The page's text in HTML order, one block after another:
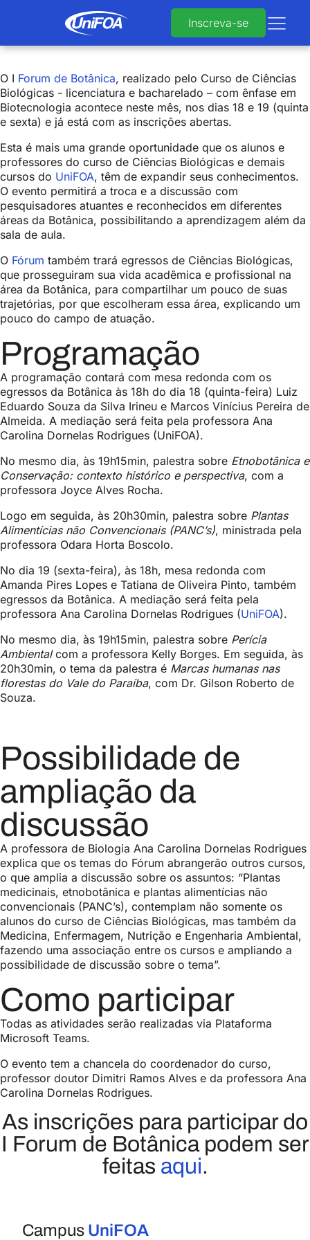
Inscreva-se
O I Forum de Botânica, realizado pelo Curso de Ciências
Biológicas - licenciatura e bacharelado – com ênfase em
Biotecnologia acontece neste mês, nos dias 18 e 19 (quinta
e sexta) e já está com as inscrições abertas.
Esta é mais uma grande oportunidade que os alunos e
professores do curso de Ciências Biológicas e demais
cursos do UniFOA, têm de expandir seus conhecimentos.
O evento permitirá a troca e a discussão com
pesquisadores atuantes e reconhecidos em diferentes
áreas da Botânica, possibilitando a aprendizagem além da
sala de aula.
O Fórum também trará egressos de Ciências Biológicas,
que prosseguiram sua vida acadêmica e profissional na
área da Botânica, para compartilhar um pouco de suas
trajetórias, por que escolheram essa área, explicando um
pouco do campo de atuação.
Programação
A programação contará com mesa redonda com os
egressos da Botânica às 18h do dia 18 (quinta-feira) Luiz
Eduardo Souza da Silva Irineu e Marcos Vinícius Pereira de
Almeida. A mediação será feita pela professora Ana
Carolina Dornelas Rodrigues (UniFOA).
No mesmo dia, às 19h15min, palestra sobre Etnobotânica e
Conservação: contexto histórico e perspectiva, com a
professora Joyce Alves Rocha.
Logo em seguida, às 20h30min, palestra sobre Plantas
Alimentícias não Convencionais (PANC’s), ministrada pela
professora Odara Horta Boscolo.
No dia 19 (sexta-feira), às 18h, mesa redonda com
Amanda Pires Lopes e Tatiana de Oliveira Pinto, também
egressos da Botânica. A mediação será feita pela
professora Ana Carolina Dornelas Rodrigues (UniFOA).
No mesmo dia, às 19h15min, palestra sobre Perícia
Ambientalcom a professora Kelly Borges. Em seguida, às
20h30min, o tema da palestra é Marcas humanas nas
florestas do Vale do Paraíba, com Dr. Gilson Roberto de
Souza.
Possibilidade de
ampliação da
discussão
A professora de Biologia Ana Carolina Dornelas Rodrigues
explica que os temas do Fórum abrangerão outros cursos,
o que amplia a discussão sobre os assuntos: “Plantas
medicinais, etnobotânica e plantas alimentícias não
convencionais (PANC’s), contemplam não somente os
alunos do curso de Ciências Biológicas, mas também da
Medicina, Enfermagem, Nutrição e Engenharia Ambiental,
fazendo uma associação entre os cursos e ampliando a
possibilidade de discussão sobre o tema”.
Como participar
Todas as atividades serão realizadas via Plataforma
Microsoft Teams.
O evento tem a chancela do coordenador do curso,
professor doutor Dimitri Ramos Alves e da professora Ana
Carolina Dornelas Rodrigues.
As inscrições para participar do
I Forum de Botânica podem ser
feitas aqui.
Campus UniFOA